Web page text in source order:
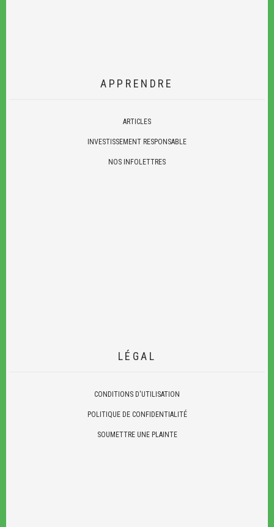
APPRENDRE
ARTICLES
INVESTISSEMENT RESPONSABLE
NOS INFOLETTRES
LÉGAL
CONDITIONS D'UTILISATION
POLITIQUE DE CONFIDENTIALITÉ
SOUMETTRE UNE PLAINTE